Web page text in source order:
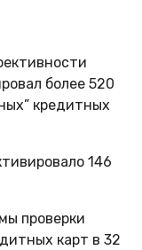
более 520
кредитных
146
проверки
карт в 32